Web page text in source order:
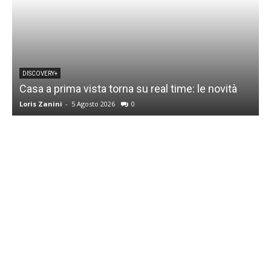
DISCOVERY+
Casa a prima vista torna su real time: le novità
Loris Zanini - 5 Agosto 2026 0